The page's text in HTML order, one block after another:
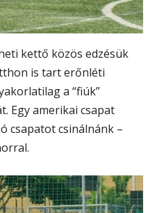
kettő közös edzésük
is tart erőnléti
a “fiúk”
Egy amerikai csapat
csapatot csinálnánk –